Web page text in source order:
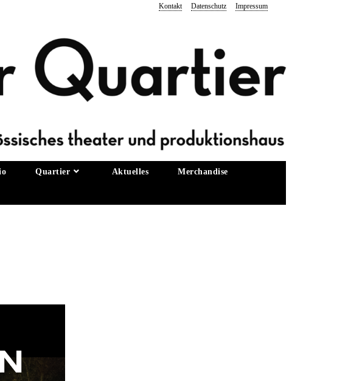
Kontakt Datenschutz Impressum
Quartier Aktuelles Merchandise